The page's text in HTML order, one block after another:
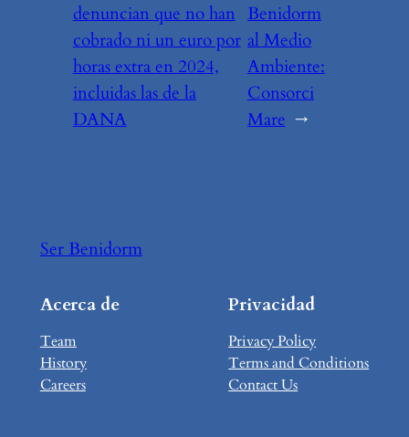
denuncian que no han
cobrado ni un euro por
horas extra en 2024,
incluidas las de la
DANA
Benidorm
al Medio
Ambiente:
Consorci
Mare →
Ser Benidorm
Acerca de
Team
History
Careers
Privacidad
Privacy Policy
Terms and Conditions
Contact Us